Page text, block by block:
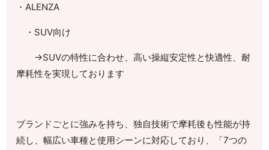
・ALENZA
・ SUV向け
→SUVの特性に合わせ、高い操縦安定性と快適性、耐
摩耗性を実現しております
ブランドごとに強みを持ち、独自技術で摩耗後も性能が持
続し、幅広い車種と使用シーンに対応しており、「7つの